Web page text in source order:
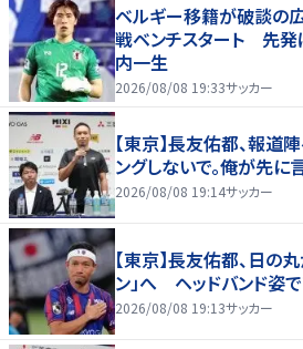
ベルギー移籍が破談の
戦ベンチスタート 先発
内一生
2026/08/08 19:33サッカー
【東京】長友佑都、報道
ングしないで。俺が先に
2026/08/08 19:14サッカー
【東京】長友佑都、日の
ン」へ ヘッドバンド姿
2026/08/08 19:13サッカー